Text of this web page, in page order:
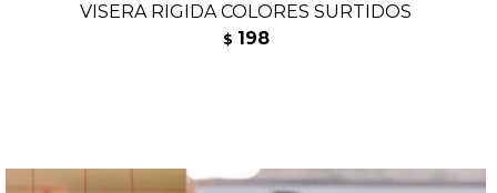
VISERA RIGIDA COLORES SURTIDOS
$ 198